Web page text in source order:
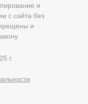
г.
и
с сайта без
и